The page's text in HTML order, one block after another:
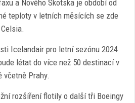
a Nového Skotska je období od
teploty v letních měsících se zde
Icelandair pro letní sezónu 2024
létat do více než 50 destinací v
včetně Prahy.
rozšíření flotily o další tři Boeingy